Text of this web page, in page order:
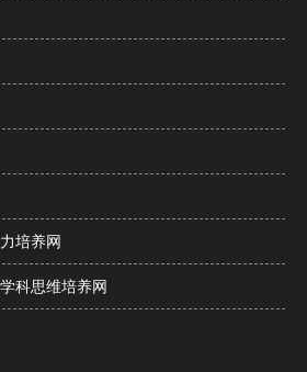
培养网
科思维培养网